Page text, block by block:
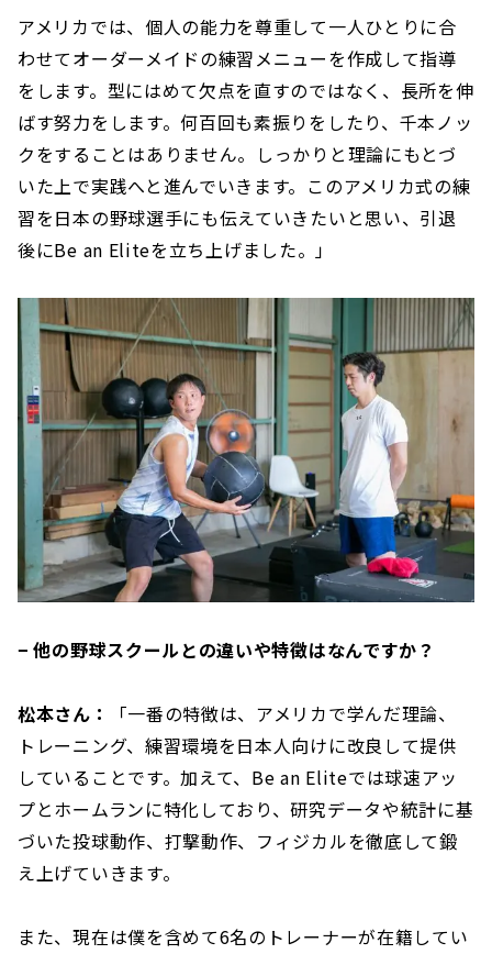
アメリカでは、個人の能力を尊重して一人ひとりに合
わせてオーダーメイドの練習メニューを作成して指導
をします。型にはめて欠点を直すのではなく、長所を伸
ばす努力をします。何百回も素振りをしたり、千本ノッ
クをすることはありません。しっかりと理論にもとづ
いた上で実践へと進んでいきます。このアメリカ式の練
習を日本の野球選手にも伝えていきたいと思い、引退
後にBe an Eliteを立ち上げました。」
− 他の野球スクールとの違いや特徴はなんですか？
松本さん：
「一番の特徴は、アメリカで学んだ理論、
トレーニング、練習環境を日本人向けに改良して提供
していることです。加えて、Be an Eliteでは球速アッ
プとホームランに特化しており、研究データや統計に基
づいた投球動作、打撃動作、フィジカルを徹底して鍛
え上げていきます。
また、現在は僕を含めて6名のトレーナーが在籍してい